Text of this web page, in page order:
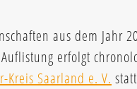
aus dem Jahr
erfolgt
Kreis Saarland e. V.